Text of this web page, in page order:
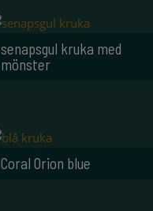
senapsgul kruka med
mönster
Coral Orion blue